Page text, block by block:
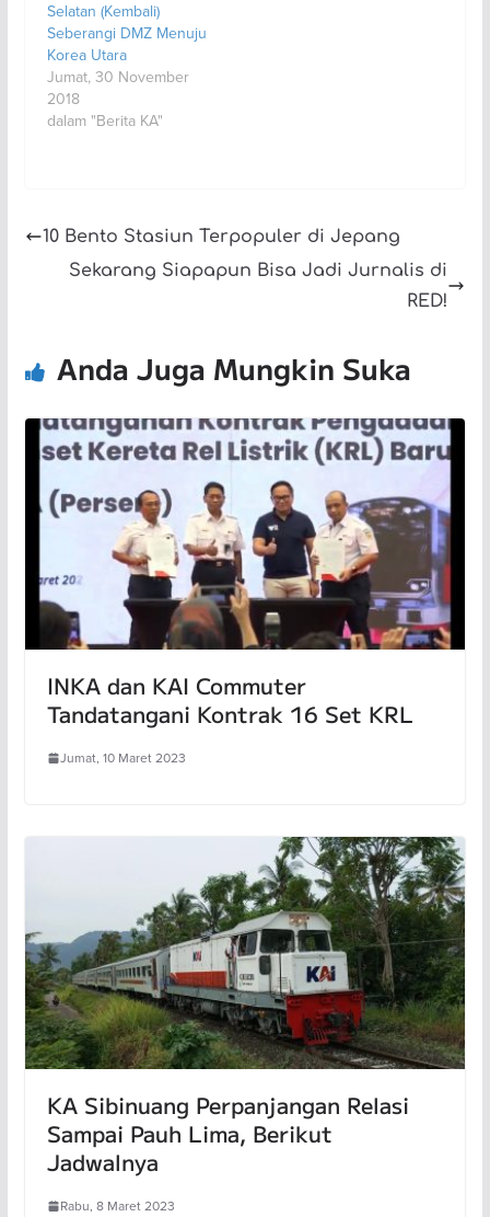
Selatan (Kembali)
Seberangi DMZ Menuju
Korea Utara
Jumat, 30 November
2018
dalam "Berita KA"
10 Bento Stasiun Terpopuler di Jepang
Sekarang Siapapun Bisa Jadi Jurnalis di
RED!
Anda Juga Mungkin Suka
INKA dan KAI Commuter
Tandatangani Kontrak 16 Set KRL
Jumat, 10 Maret 2023
KA Sibinuang Perpanjangan Relasi
Sampai Pauh Lima, Berikut
Jadwalnya
Rabu, 8 Maret 2023